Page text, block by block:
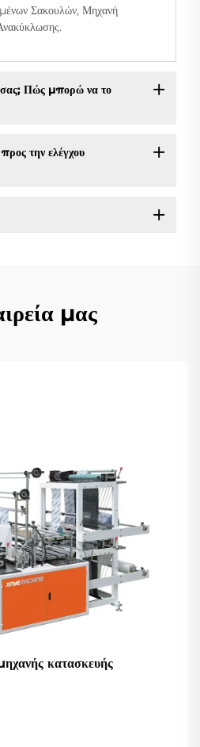
Σακουλών, Μηχανή
σας; Πώς μπορώ να το
την ελέγχου
μας
κατασκευής